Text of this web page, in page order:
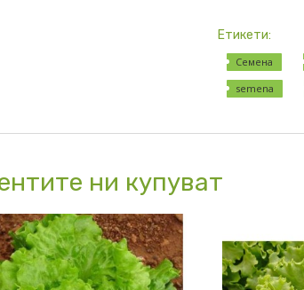
Етикети:
Семена
semena
ни купуват